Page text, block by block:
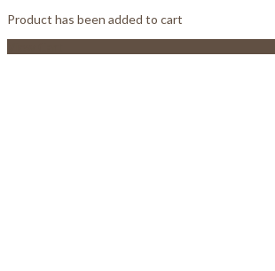
Product has been added to cart